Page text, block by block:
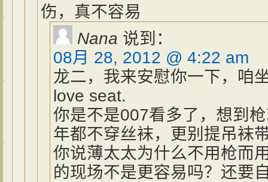
伤，真不容易
Nana 说到：
08月 28, 2012 @ 4:22 am
龙二，我来安慰你一下，咱
love seat.
你是不是007看多了，想到
年都不穿丝袜，更别提吊袜
你说薄太太为什么不用枪而
的现场不是更容易吗？还要